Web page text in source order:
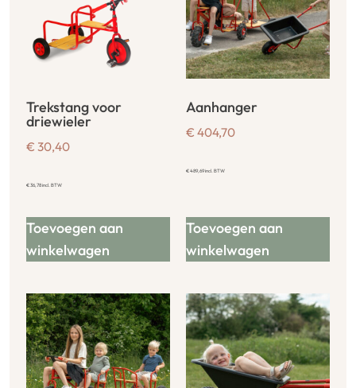
Trekstang voor
driewieler
€ 30,40
€36,78incl. BTW
Toevoegen aan
winkelwagen
Aanhanger
€ 404,70
€489,69incl. BTW
Toevoegen aan
winkelwagen